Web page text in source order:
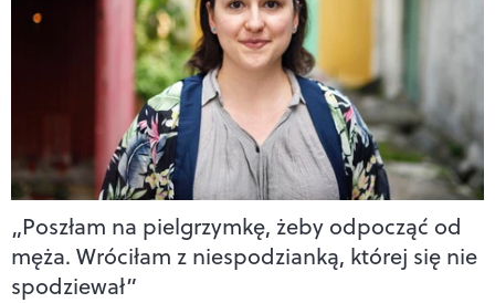
„Poszłam na pielgrzymkę, żeby odpocząć od
męża. Wróciłam z niespodzianką, której się nie
spodziewał”